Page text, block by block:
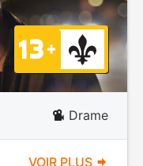
Drame
VOIR PLUS